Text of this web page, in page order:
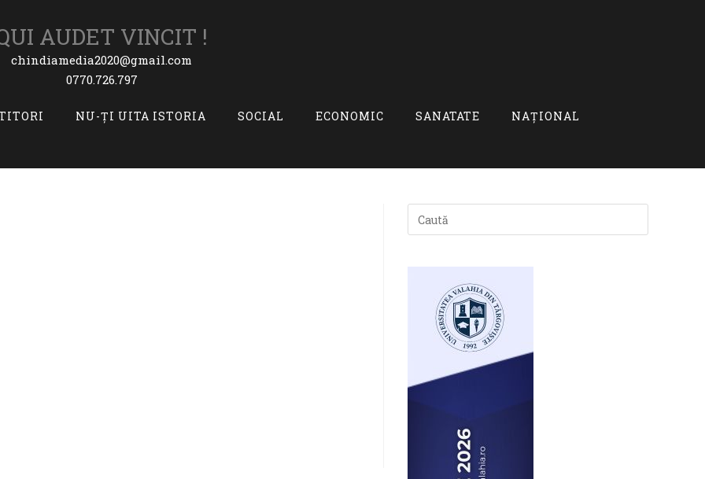
AUDET VINCIT !
chindiamedia2020@gmail.com
0770.726.797
NU-ȚI UITA ISTORIA SOCIAL ECONOMIC SANATATE NAȚIONAL